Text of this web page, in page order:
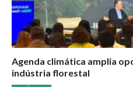
Agenda climática amplia
indústria florestal